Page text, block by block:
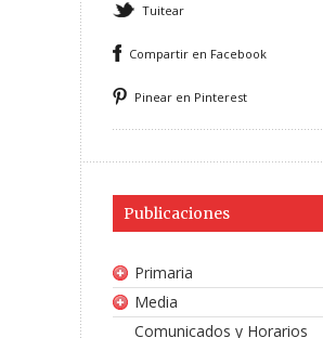
Tuitear
Compartir en Facebook
Pinear en Pinterest
Publicaciones
Primaria
Media
Comunicados y Horarios